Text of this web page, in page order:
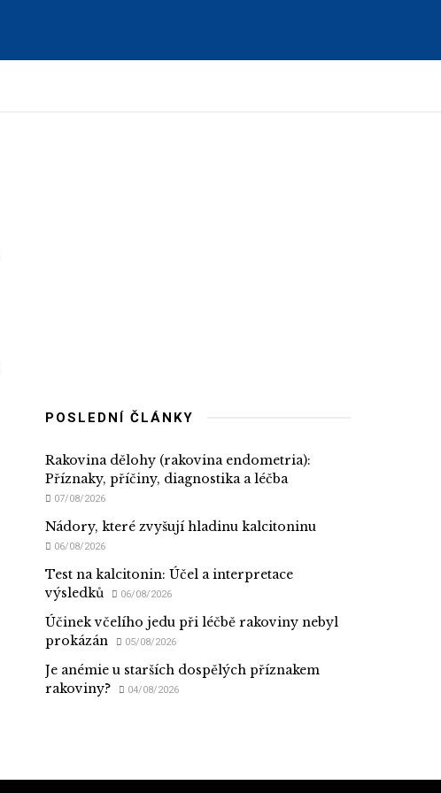
POSLEDNÍ ČLÁNKY
Rakovina dělohy (rakovina endometria):
Příznaky, příčiny, diagnostika a léčba
07/08/2026
Nádory, které zvyšují hladinu kalcitoninu
06/08/2026
Test na kalcitonin: Účel a interpretace
výsledků
06/08/2026
Účinek včelího jedu při léčbě rakoviny nebyl
prokázán
05/08/2026
Je anémie u starších dospělých příznakem
rakoviny?
04/08/2026